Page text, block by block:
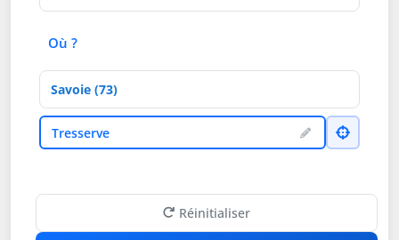
Où ?
Département
VilleTresserve
Réinitialiser